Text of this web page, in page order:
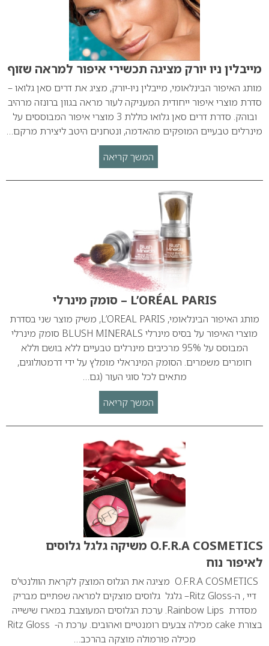
מייבלין ניו יורק מציגה תכשירי איפור למראה שזוף
מותג האיפור הבינלאומי, מייבלין ניו-יורק, מציג את דרים סאן גלואו –
סדרת מוצרי איפור ייחודית המעניקה לעור מראה בגוון ברונזה מרהיב
ובוהק. סדרת דרים סאן גלואו כוללת 3 מוצרי איפור המבוססים על
מינרלים טבעיים המופקים מהאדמה, ונטחנים היטב ליצירת מרקם…
המשך קריאה
L’ORÉAL PARIS – סומק מינרלי
מותג האיפור הבינלאומי, L’OREAL PARIS, משיק מוצר שני בסדרת
מוצרי האיפור על בסיס מינרלי BLUSH MINERALS סומק מינרלי
המבוסס על 95% מרכיבים מינרלים טבעיים ללא בושם וללא
חומרים משמרים. הסומק המינראלי מומלץ על ידי דרמטולוגים,
מתאים לכל סוגי העור (גם…
המשך קריאה
O.F.R.A COSMETICS משיקה גלגל גלוסים
לאיפור נוח
O.F.R.A COSMETICS מציגה את הגלוס המוצק לקראת הוולנטי’ס
דיי , ה-Ritz Gloss– גלגל גלוסים מוצקים למראה שפתיים מבריק
מסדרת Rainbow Lips. ערכת הגלוסים המעוצבת במארז שישייה
בצורת cake מכילה צבעים רומנטיים ואהובים. ערכת ה- Ritz Gloss
מכילה פורמולה מוצקה בהרכב…